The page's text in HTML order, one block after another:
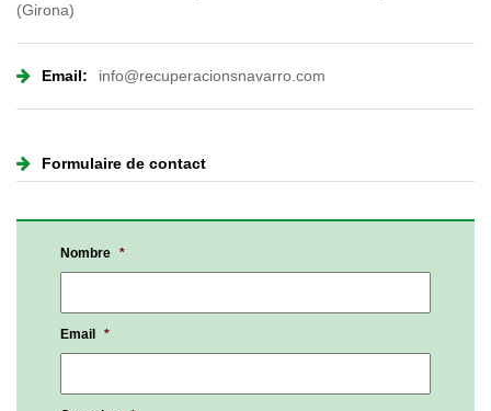
(Girona)
Email: info@recuperacionsnavarro.com
Formulaire de contact
Nombre *
Email *